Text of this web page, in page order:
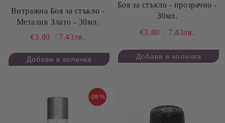
Витражна Боя за стъкло -
Металик Злато - 30мл.
€3.80
7.43лв.
Боя за стъкло - прозрачно -
30мл.
€3.80
7.43лв.
-20%